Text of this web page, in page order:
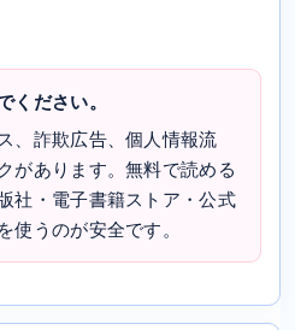
ください。
、詐欺広告、個人情報流
があります。無料で読める
社・電子書籍ストア・公式
使うのが安全です。